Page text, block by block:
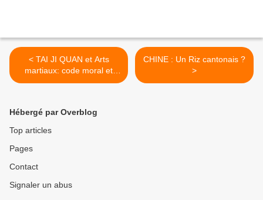
< TAI JI QUAN et Arts
martiaux: code moral et
vertus martiales
CHINE : Un Riz cantonais ?
>
Hébergé par Overblog
Top articles
Pages
Contact
Signaler un abus